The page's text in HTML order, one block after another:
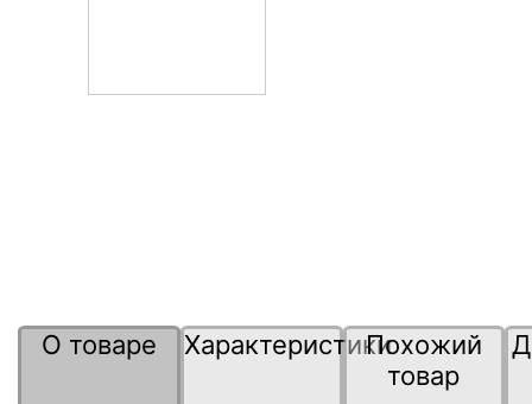
О товаре ХарактеристикиПохожий
товар